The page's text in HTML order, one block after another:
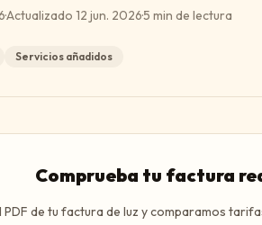
·Actualizado 12 jun. 2026·5 min de lectura
Servicios añadidos
Comprueba tu factura
PDF de tu factura de luz y comparamos